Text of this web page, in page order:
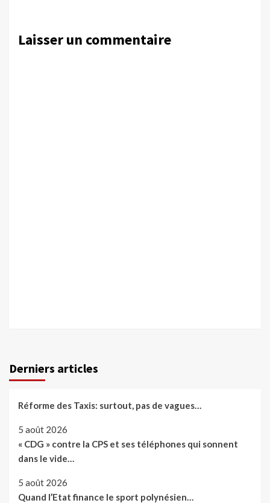
Laisser un commentaire
Derniers articles
Réforme des Taxis: surtout, pas de vagues…
5 août 2026
« CDG » contre la CPS et ses téléphones qui sonnent
dans le vide…
5 août 2026
Quand l’Etat finance le sport polynésien…